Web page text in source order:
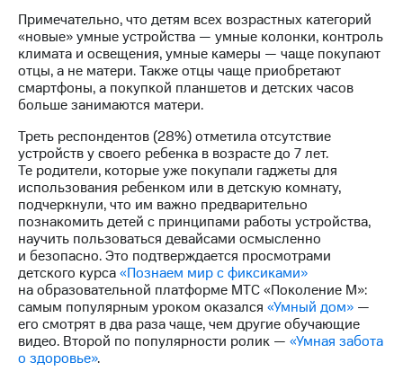
Описание
Еврооблигации-2023
Уведомление
о
погашении
именных
Другое
Регистратор
Реквизиты
Контакты
развитие
деловая этика
На главную
Примечательно, что детям всех возрастных категорий
«новые» умные устройства — умные колонки, контроль
климата и освещения, умные камеры — чаще покупают
отцы, а не матери. Также отцы чаще приобретают
смартфоны, а покупкой планшетов и детских часов
больше занимаются матери.
Треть респондентов (28%) отметила отсутствие
устройств у своего ребенка в возрасте до 7 лет.
Те родители, которые уже покупали гаджеты для
использования ребенком или в детскую комнату,
подчеркнули, что им важно предварительно
познакомить детей с принципами работы устройства,
научить пользоваться девайсами осмысленно
и безопасно. Это подтверждается просмотрами
детского курса«Познаем мир с фиксиками»
на образовательной платформе МТС «Поколение М»:
самым популярным уроком оказался «Умный дом» —
его смотрят в два раза чаще, чем другие обучающие
видео. Второй по популярности ролик — «Умная забота
о здоровье».